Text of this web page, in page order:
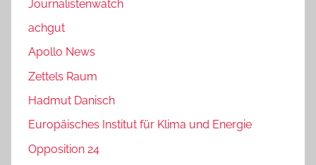
Journalistenwatch
achgut
Apollo News
Zettels Raum
Hadmut Danisch
Europäisches Institut für Klima und Energie
Opposition 24